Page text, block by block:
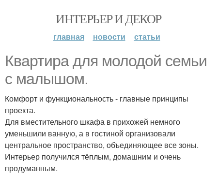
ИНТЕРЬЕР И ДЕКОР
главная новости статьи
Квартира для молодой семьи
с малышом.
Комфорт и функциональность - главные принципы
проекта.
Для вместительного шкафа в прихожей немного
уменьшили ванную, а в гостиной организовали
центральное пространство, объединяющее все зоны.
Интерьер получился тёплым, домашним и очень
продуманным.